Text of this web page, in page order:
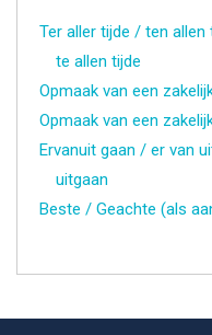
Ter aller tijde / ten
te allen tijde
Opmaak van een
Opmaak van een
Ervanuit gaan / er van
uitgaan
Beste / Geachte (als